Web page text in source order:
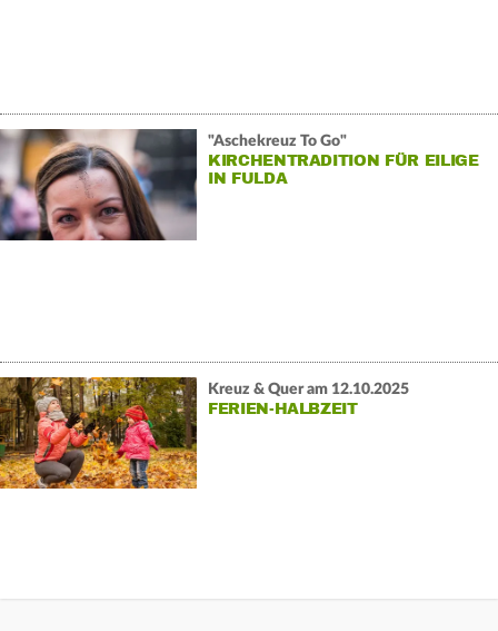
"Aschekreuz To Go"
KIRCHENTRADITION FÜR EILIGE
IN FULDA
Kreuz & Quer am 12.10.2025
FERIEN-HALBZEIT